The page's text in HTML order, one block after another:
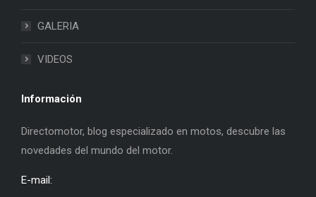
GALERIA
VIDEOS
Información
Directomotor, blog especializado en motos, descubre las
novedades del mundo del motor.
E-mail: